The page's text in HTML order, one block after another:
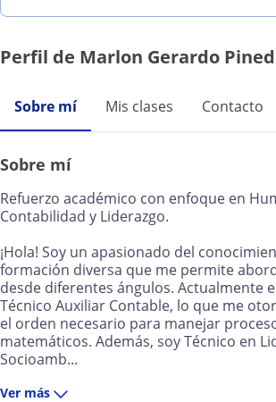
Perfil de Marlon Gerardo
Sobre mí Mis clases Contacto
Sobre mí
Refuerzo académico con enfoque en
Contabilidad y Liderazgo.
¡Hola! Soy un apasionado del
formación diversa que me permite
desde diferentes ángulos. Actualmente
Técnico Auxiliar Contable, lo que me
el orden necesario para manejar
matemáticos. Además, soy Técnico en
Socioamb...
Ver más